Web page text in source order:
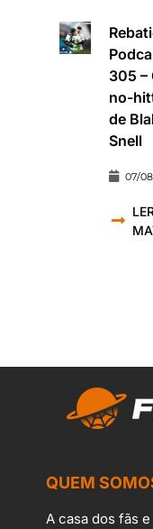
305 –
no-
de
Snell
07/
QUEM
A casa dos fãs